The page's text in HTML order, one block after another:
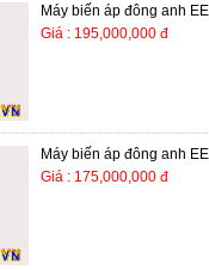
Máy biến áp đông anh
Giá : 195,000,000 đ
Máy biến áp đông anh
Giá : 175,000,000 đ